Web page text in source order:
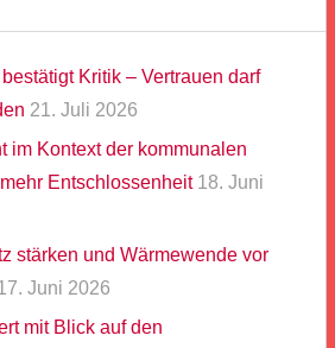
Kritik – Vertrauen darf
21. Juli 2026
im Kontext der kommunalen
Entschlossenheit 18. Juni
stärken und Wärmewende vor
Juni 2026
mit Blick auf den